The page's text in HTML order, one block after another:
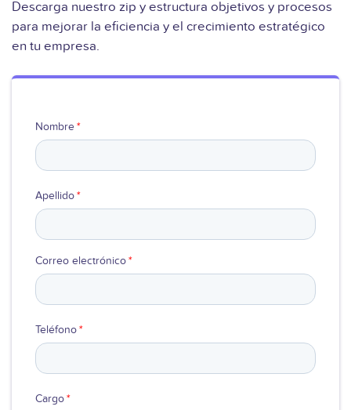
Ver video
Descarga nuestro zip y estructura objetivos y procesos
para mejorar la eficiencia y el crecimiento estratégico
en tu empresa.
Nombre*
Apellido*
Correo electrónico*
Teléfono*
Cargo*